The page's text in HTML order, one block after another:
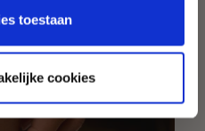
toestaan
cookies